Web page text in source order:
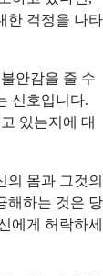
한 걱정을 나타
안감을 줄 수
신호입니다.
있는지에 대
의 몸과 그것의
해하는 것은 당
에게 허락하세